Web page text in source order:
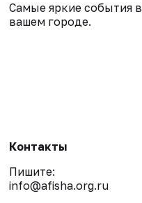
Самые яркие события в
вашем городе.
Контакты
Пишите:
info@afisha.org.ru